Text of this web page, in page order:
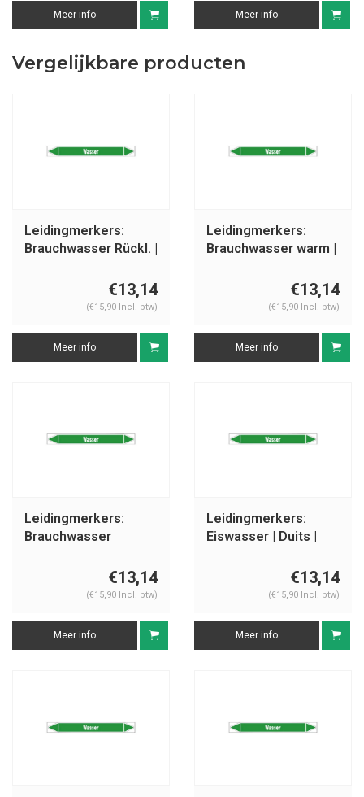
Meer info Meer info
Vergelijkbare producten
Leidingmerkers:
Brauchwasser Rückl. |
€13,14
(€15,90 Incl. btw)
Meer info
Leidingmerkers:
Brauchwasser warm |
€13,14
(€15,90 Incl. btw)
Meer info
Leidingmerkers:
Brauchwasser
€13,14
(€15,90 Incl. btw)
Meer info
Leidingmerkers:
Eiswasser | Duits |
€13,14
(€15,90 Incl. btw)
Meer info